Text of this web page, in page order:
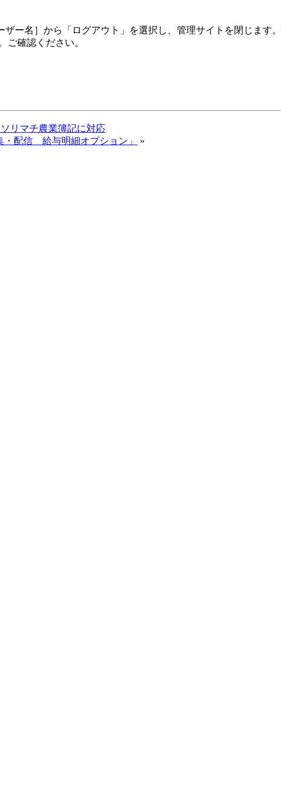
ー名］から「ログアウト」を選択し、管理サイトを閉じます
ご確認ください。
リマチ農業簿記に対応
・配信 給与明細オプション」
»